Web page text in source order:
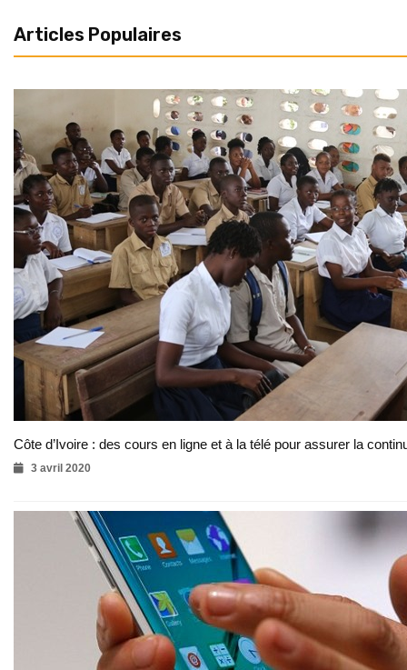
Articles Populaires
Côte d’Ivoire : des cours en ligne et à la télé pour assurer la
3 avril 2020